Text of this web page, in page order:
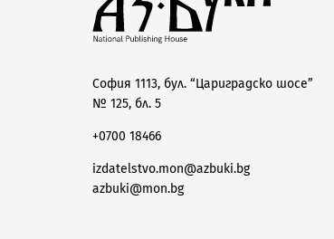
София 1113, бул. “Цариградско шосе”
№ 125, бл. 5
+0700 18466
izdatelstvo.mon@azbuki.bg
azbuki@mon.bg